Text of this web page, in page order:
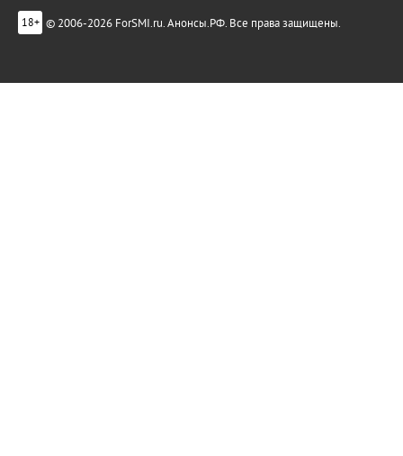
18+ © 2006-2026 ForSMI.ru. Анонсы.РФ. Все права защищены.